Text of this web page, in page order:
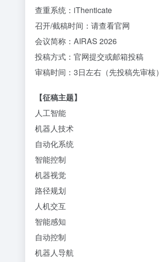
查重系统：iThenticate
召开/截稿时间：请查看官网
会议简称：AIRAS 2026
投稿方式：官网提交或邮箱投稿
审稿时间：3日左右（先投稿先审核）
【征稿主题】
人工智能
机器人技术
自动化系统
智能控制
机器视觉
路径规划
人机交互
智能感知
自动控制
机器人导航